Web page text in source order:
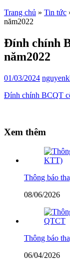
Trang chủ » Tin tức
năm2022
Đính chính
năm2022
01/03/2024
Đính chính BCQT
Xem thêm
Thông báo
08/06/2026
Thông báo
06/04/2026